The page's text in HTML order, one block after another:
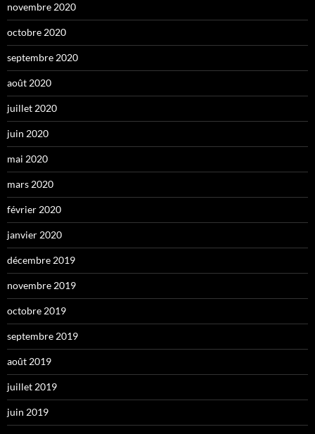
novembre 2020
octobre 2020
septembre 2020
août 2020
juillet 2020
juin 2020
mai 2020
mars 2020
février 2020
janvier 2020
décembre 2019
novembre 2019
octobre 2019
septembre 2019
août 2019
juillet 2019
juin 2019